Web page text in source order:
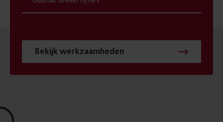
Bekijk werkzaamheden